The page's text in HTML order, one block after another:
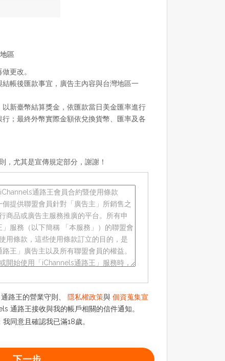
區
更改。
帳後匯款事宜，廣告主內容與台灣地區一
新臺幣結算獎金，依匯款當日美金匯率進行
；最終外幣實際金額依兌換貨幣、匯率­及各
，尤其是宣傳規定部分，謝謝！
路王的營業守則、 隱私權政策與 個資蒐集宣
通路王接收與我的帳戶相關的信件通知。
同意且確認我已滿18歲。